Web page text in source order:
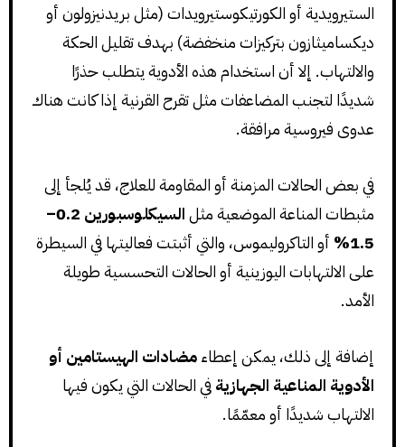
الستيرويدية أو الكورتيكوستيرويدات (مثل بريدنيزولون أو
ديكساميثازون بتركيزات منخفضة) بهدف تقليل الحكة
والالتهاب. إلا أن استخدام هذه الأدوية يتطلب حذرًا
شديدًا لتجنب المضاعفات مثل تقرح القرنية إذا كانت هناك
عدوى فيروسية مرافقة.
في بعض الحالات المزمنة أو المقاومة للعلاج، قد يُلجأ إلى
مثبطات المناعة الموضعية مثل
السيكلوسبورين 0.2–
1.5%
أو التاكروليموس، والتي أثبتت فعاليتها في السيطرة
على الالتهابات اليوزينية أو الحالات التحسسية طويلة
الأمد.
إضافة إلى ذلك، يمكن إعطاءمضادات الهيستامين أو
الأدوية المناعية الجهازيةفي الحالات التي يكون فيها
الالتهاب شديدًا أو معمّمًا.